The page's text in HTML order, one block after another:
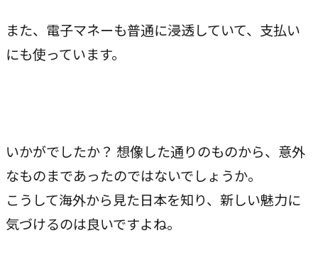
また、電子マネーも普通に浸透していて、支払い
にも使っています。
いかがでしたか？ 想像した通りのものから、意外
なものまであったのではないでしょうか。
こうして海外から見た日本を知り、新しい魅力に
気づけるのは良いですよね。